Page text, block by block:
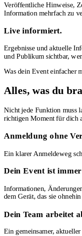
Veröffentliche Hinweise,
Information mehrfach zu
Live informiert.
Ergebnisse und aktuelle
und Publikum sichtbar,
Was dein Event einfacher
Alles, was du
Nicht jede Funktion muss
richtigen Moment für dich
Anmeldung ohne
Ein klarer Anmeldeweg
Dein Event ist
Informationen,
dem Gerät, das sie
Dein Team arbeitet
Ein gemeinsamer,